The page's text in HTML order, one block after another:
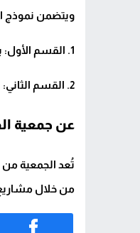
ويتضمن
1. القسم الأول: بيانات رب الأسرة الشخصية.
2. القسم الثاني: بيانات أفراد الأسرة كاملة.
عن جمعية
تُعد الجمعية
من خلال